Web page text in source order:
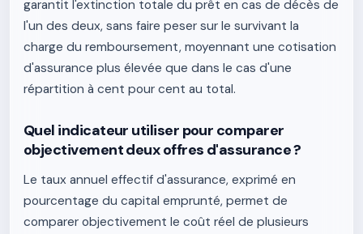
garantit l'extinction totale du prêt en cas de décès de
l'un des deux, sans faire peser sur le survivant la
charge du remboursement, moyennant une cotisation
d'assurance plus élevée que dans le cas d'une
répartition à cent pour cent au total.
Quel indicateur utiliser pour comparer
objectivement deux offres d'assurance ?
Le taux annuel effectif d'assurance, exprimé en
pourcentage du capital emprunté, permet de
comparer objectivement le coût réel de plusieurs